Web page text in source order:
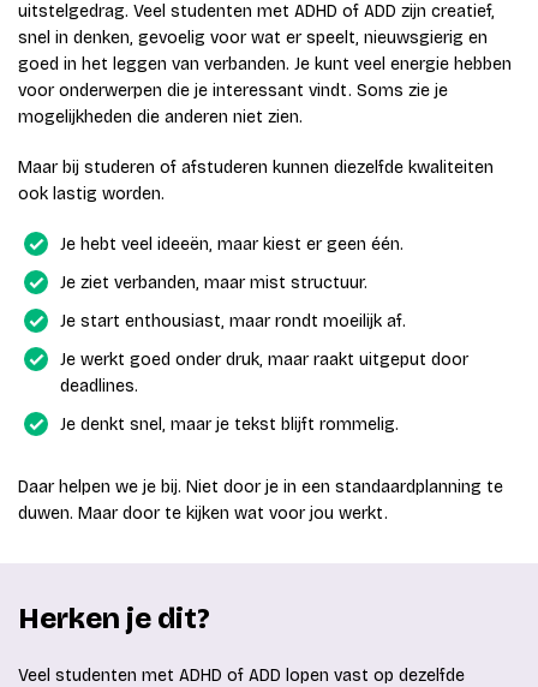
uitstelgedrag. Veel studenten met ADHD of ADD zijn creatief,
snel in denken, gevoelig voor wat er speelt, nieuwsgierig en
goed in het leggen van verbanden. Je kunt veel energie hebben
voor onderwerpen die je interessant vindt. Soms zie je
mogelijkheden die anderen niet zien.
Maar bij studeren of afstuderen kunnen diezelfde kwaliteiten
ook lastig worden.
Je hebt veel ideeën, maar kiest er geen één.
Je ziet verbanden, maar mist structuur.
Je start enthousiast, maar rondt moeilijk af.
Je werkt goed onder druk, maar raakt uitgeput door
deadlines.
Je denkt snel, maar je tekst blijft rommelig.
Daar helpen we je bij. Niet door je in een standaardplanning te
duwen. Maar door te kijken wat voor jou werkt.
Herken je dit?
Veel studenten met ADHD of ADD lopen vast op dezelfde